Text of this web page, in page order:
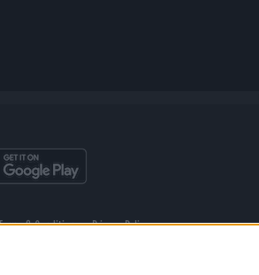
& Conditions Privacy Policy